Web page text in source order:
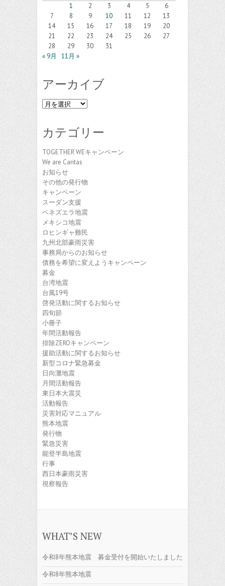
1
2 3 4 5
6
7
8 9 10 11 12
13
14
15 16 17 18 19
20
21
22 23 24 25 26
27
28
29 30
31
« 9月
11月 »
アーカイブ
ア
イ
カテゴリー
TOGETHER WEキャンペーン
We are Caritas
お知らせ
その他の発行物
キャンペーン
スーダン支援
ベネズエラ地震
メキシコ地震
ロヒンギャ難民
九州北部豪雨災害
事務局からのお知らせ
債務を希望に変えようキャンペーン
募金
台湾地震
台風19号
啓発活動に関するお知らせ
四旬節
小冊子
年間活動報告
排除ZEROキャンペーン
援助活動に関するお知らせ
新型コロナ緊急募金
日向灘地震
月間活動報告
東日本大震災
活動報告
災害対応マニュアル
熊本地震
発行物
緊急災害
能登半島地震
行事
西日本豪雨災害
視察報告
WHAT’S NEW
令和8年熊本地震 募金受付を開始いたしました
令和8年熊本地震